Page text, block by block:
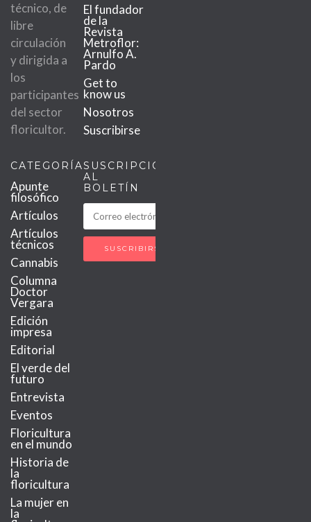
técnico, de
libre
circulación
y dirigida a
los
participantes
del sector
floricultor.
El fundador
de la
Revista
Metroflor:
Arnulfo A.
Pardo
Get to
know us
Nosotros
Suscribirse
CATEGORÍAS
Apunte
filosófico
Artículos
Artículos
técnicos
Cannabis
Columna
Doctor
Vergara
Edición
impresa
Editorial
El verde del
futuro
Entrevista
Eventos
Floricultura
en el mundo
Historia de
la
floricultura
La mujer en
la
SUSCRIPCIÓN
AL
BOLETÍN